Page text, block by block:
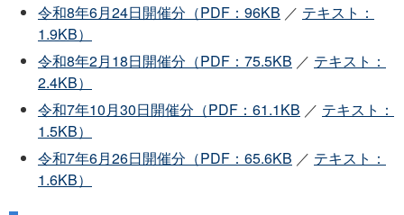
令和8年6月24日開催分（PDF：96KB ／ テキスト：
1.9KB）
令和8年2月18日開催分（PDF：75.5KB ／ テキスト：
2.4KB）
令和7年10月30日開催分（PDF：61.1KB ／ テキスト：
1.5KB）
令和7年6月26日開催分（PDF：65.6KB ／ テキスト：
1.6KB）